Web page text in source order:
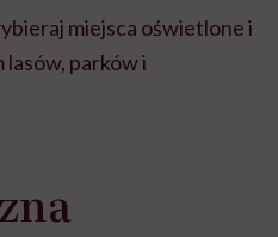
miejsca oświetlone i
lasów, parków i